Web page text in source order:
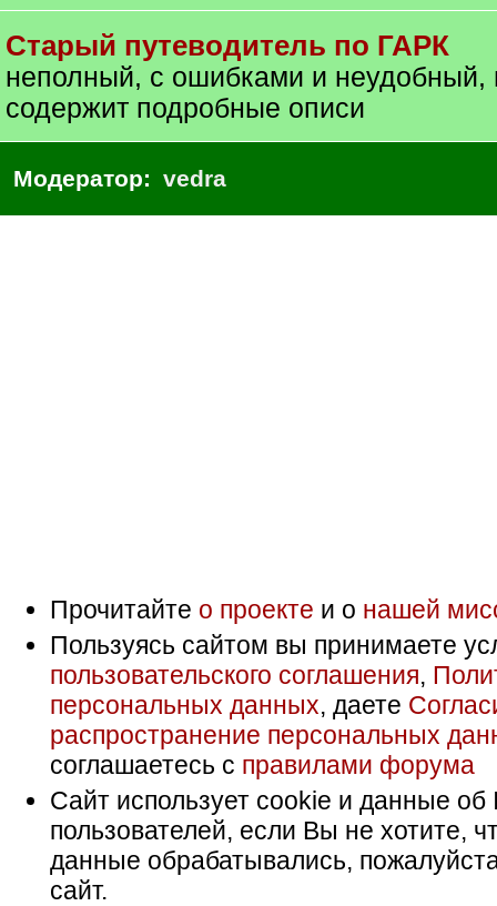
Старый путеводитель по ГАРК
неполный, с ошибками и неудобный,
содержит подробные описи
Модератор: vedra
Прочитайте о проекте и о нашей
Пользуясь сайтом вы принимаете
пользовательского соглашения,
персональных данных, даете
распространение персональных
соглашаетесь с правилами форума
Сайт использует cookie и данные об
пользователей, если Вы не хотите,
данные обрабатывались,
сайт.